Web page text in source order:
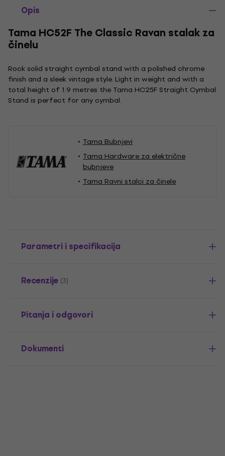
Opis
Tama HC52F The Classic Ravan stalak za
činelu
Rock solid straight cymbal stand with a polished chrome
finish and a sleek vintage style. Light in weight and with a
total height of 1.9 metres the Tama HC25F Straight Cymbal
Stand is perfect for any cymbal.
Tama Bubnjevi
Tama Hardware za električne
bubnjeve
Tama Ravni stalci za činele
Parametri i specifikacija
Recenzije (3)
Pitanja i odgovori
Dokumenti